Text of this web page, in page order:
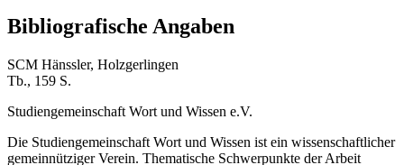
Bibliografische Angaben
SCM Hänssler, Holzgerlingen
Tb., 159 S.
Studiengemeinschaft Wort und Wissen e.V.
Die Studiengemeinschaft Wort und Wissen ist ein wissenschaftlicher
gemeinnütziger Verein. Thematische Schwerpunkte der Arbeit